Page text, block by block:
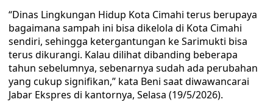
“Dinas Lingkungan Hidup Kota Cimahi terus berupaya
bagaimana sampah ini bisa dikelola di Kota Cimahi
sendiri, sehingga ketergantungan ke Sarimukti bisa
terus dikurangi. Kalau dilihat dibanding beberapa
tahun sebelumnya, sebenarnya sudah ada perubahan
yang cukup signifikan,” kata Beni saat diwawancarai
Jabar Ekspres di kantornya, Selasa (19/5/2026).